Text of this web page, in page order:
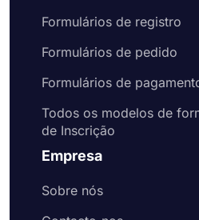
Formulários de registro
Formulários de pedido
Formulários de
Todos os modelos de
de Inscrição
Empresa
Sobre nós